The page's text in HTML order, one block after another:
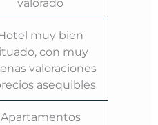
valorado
muy bien
con muy
valoraciones
asequibles
Apartamentos